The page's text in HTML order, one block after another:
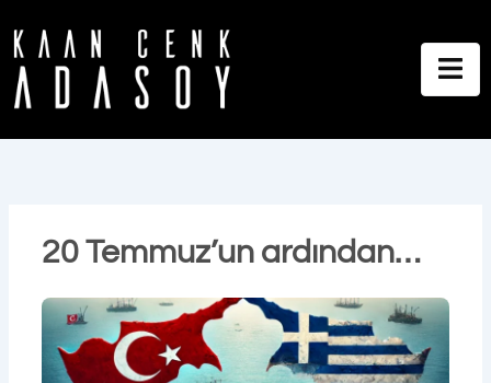
atla
20 Temmuz’un ardından…